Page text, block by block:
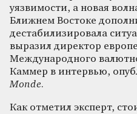
уязвимости, а новая
Ближнем Востоке
дестабилизировала
выразил директор
Международного
Каммер в интервью,
Monde.
Как отметил эксперт,